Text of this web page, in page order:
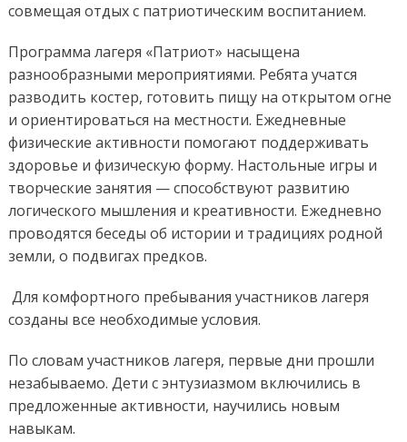
совмещая отдых с патриотическим воспитанием.
Программа лагеря «Патриот» насыщена
разнообразными мероприятиями. Ребята учатся
разводить костер, готовить пищу на открытом огне
и ориентироваться на местности. Ежедневные
физические активности помогают поддерживать
здоровье и физическую форму. Настольные игры и
творческие занятия — способствуют развитию
логического мышления и креативности. Ежедневно
проводятся беседы об истории и традициях родной
земли, о подвигах предков.
Для комфортного пребывания участников лагеря
созданы все необходимые условия.
По словам участников лагеря, первые дни прошли
незабываемо. Дети с энтузиазмом включились в
предложенные активности, научились новым
навыкам.